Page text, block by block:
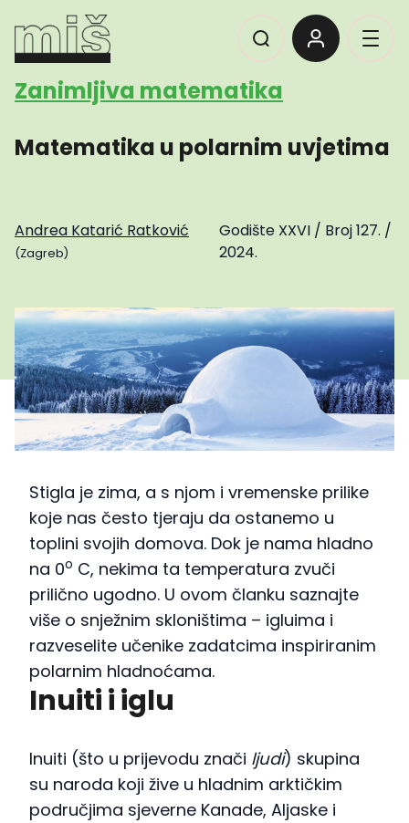
Zanimljiva matematika
Matematika u polarnim uvjetima
Andrea Katarić Ratković
(Zagreb)
Godište XXVI/ Broj 127. /
2024.
Stigla je zima, a s njom i vremenske prilike
koje nas često tjeraju da ostanemo u
toplini svojih domova. Dok je nama hladno
na 0o C, nekima ta temperatura zvuči
prilično ugodno. U ovom članku saznajte
više o snježnim skloništima – igluima i
razveselite učenike zadatcima inspiriranim
polarnim hladnoćama.
Inuiti i iglu
Inuiti (što u prijevodu znači ljudi) skupina
su naroda koji žive u hladnim arktičkim
područjima sjeverne Kanade, Aljaske i